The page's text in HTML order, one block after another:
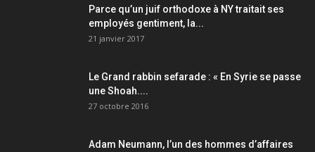
Parce qu’un juif orthodoxe à NY traitait ses
employés gentiment, la...
21 janvier 2017
Le Grand rabbin sefarade : « En Syrie se passe
une Shoah....
27 octobre 2016
Adam Neumann, l’un des hommes d’affaires